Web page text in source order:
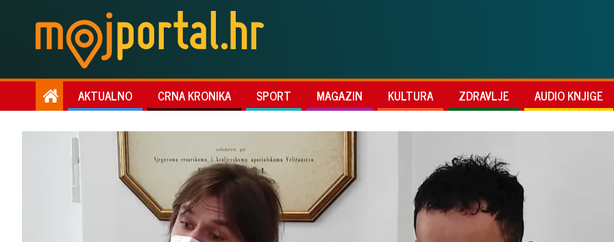
AKTUALNO CRNA KRONIKA SPORT MAGAZIN KULTURA ZDRAVLJE AUDIO KNJIGE